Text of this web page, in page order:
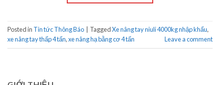
Posted in Tin tức Thông Báo TaggedXe nâng tay niuli 4000kg nhập khẩu,
xe nâng tay thấp 4 tấn,xe nâng hạ bằng cơ 4 tấn Leave a comment